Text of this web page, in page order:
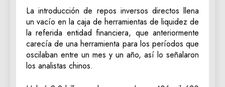
La introducción de repos inversos directos llena
un vacío en la caja de herramientas de liquidez de
la referida entidad financiera, que anteriormente
carecía de una herramienta para los períodos que
oscilaban entre un mes y un año, así lo señalaron
los analistas chinos.